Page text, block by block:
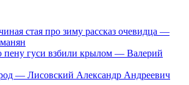
стая про зиму рассказ очевидца —
пену гуси взбили крылом — Валерий
— Лисовский Александр Андреевич